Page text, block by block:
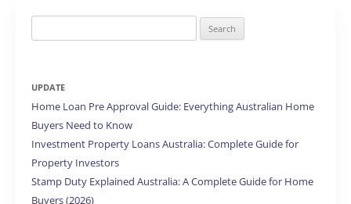
for:
UPDATE
Home Loan Pre Approval Guide: Everything Australian Home
Buyers Need to Know
Investment Property Loans Australia: Complete Guide for
Property Investors
Stamp Duty Explained Australia: A Complete Guide for Home
Buyers (2026)